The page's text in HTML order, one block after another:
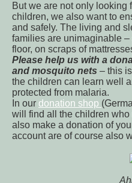
But we are not only looking
children, we also want to
and safely. The living and
families are unimaginable
floor, on scraps of
Please help us with a
and mosquito nets – this
the children can learn well
protected from malaria.
In our donation shop
will find all the children
also make a donation of
account are of course also